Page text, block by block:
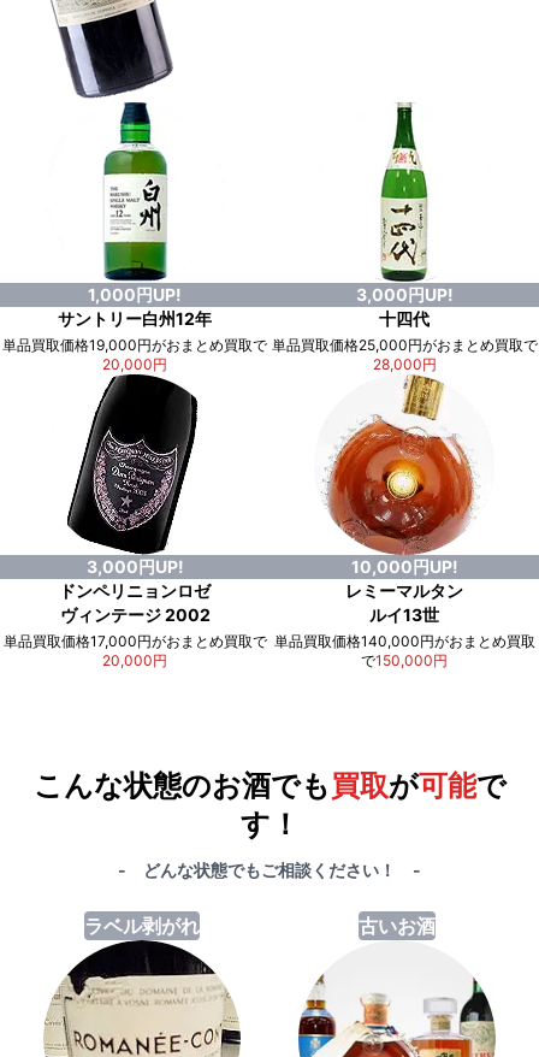
1,000円UP!
サントリー白州12年
単品買取価格19,000円がおまとめ買取で
20,000円
3,000円UP!
十四代
単品買取価格25,000円がおまとめ買取で
28,000円
3,000円UP!
ドンペリニョンロゼ
ヴィンテージ 2002
単品買取価格17,000円がおまとめ買取で
20,000円
10,000円UP!
レミーマルタン
ルイ13世
単品買取価格140,000円がおまとめ買取
で150,000円
こんな状態のお酒でも買取が可能で
す！
- どんな状態でもご相談ください！ -
ラベル剥がれ 古いお酒